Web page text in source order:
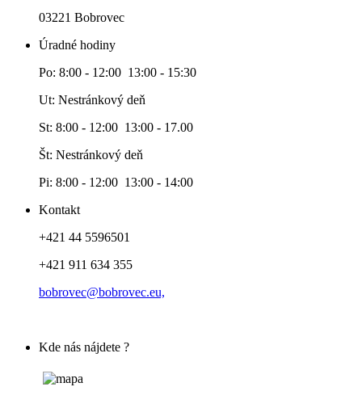
03221 Bobrovec
Úradné hodiny
Po: 8:00 - 12:00 13:00 - 15:30
Ut: Nestránkový deň
St: 8:00 - 12:00 13:00 - 17.00
Št: Nestránkový deň
Pi: 8:00 - 12:00 13:00 - 14:00
Kontakt
+421 44 5596501
+421 911 634 355
bobrovec@bobrovec.eu,
Kde nás nájdete ?